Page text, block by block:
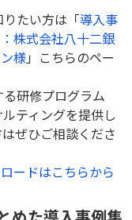
たい方は「導入事
株式会社八十二銀
様」こちらのペー
研修プログラム
ティングを提供し
ぜひご相談くださ
ードはこちらから